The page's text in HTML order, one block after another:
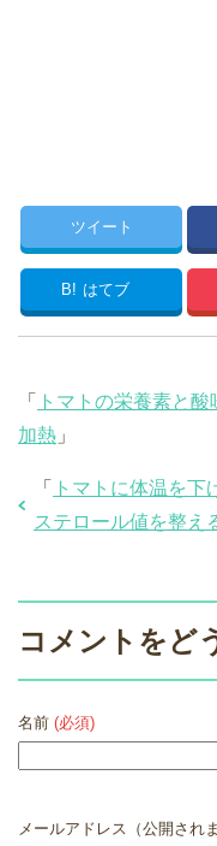
ツイート
B! はてブ
「
トマトの栄養素と
加熱 」
「
トマトに体温を下
ステロール値を整え
コメントをど
名前 (必須)
メールアドレス（公開され